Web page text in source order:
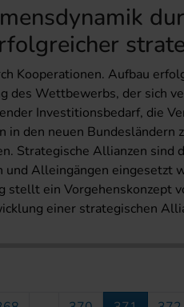
Kooperationen. Aufbau
des Wettbewerbs, der sich
Investitionsbedarf, die
in den neuen Bundesländern
Strategische Allianzen sind
und Alleingängen eingesetzt
stellt ein Vorgehenskonzept
einer strategischen